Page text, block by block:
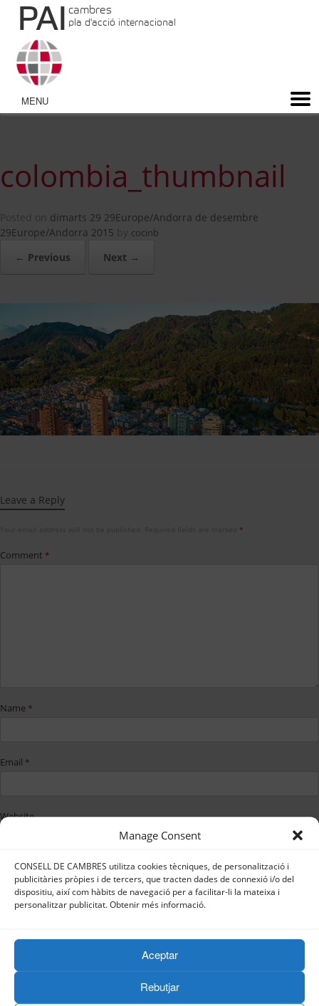
Manage Consent
CONSELL DE CAMBRES utilitza cookies tècniques, de personalització i
publicitàries pròpies i de tercers, que tracten dades de connexió i/o del
dispositiu, així com hàbits de navegació per a facilitar-li la mateixa i
personalitzar publicitat. Obtenir més informació.
Aceptar
Rebutjar
PAI cambres
pla d'acció internacional
colombia_thumbnail
Posted on dimarts 29 29Europe/Andorra de desembre
29Europe/Andorra 2015 by cocinb
← Previous Next →
Leave a Reply
*
Comment *
Name *
Email *
Website
Save my name, email, and website in
this browser for the next time I
comment.